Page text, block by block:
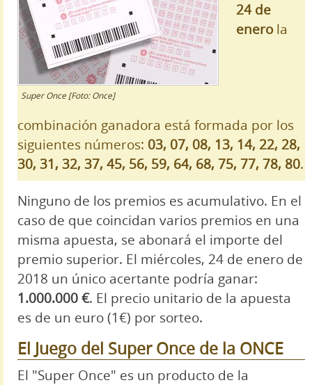
Super Once [Foto: Once]
24 de
enerola
combinación ganadora está formada por los
siguientes números: 03, 07, 08, 13, 14, 22, 28,
30, 31, 32, 37, 45, 56, 59, 64, 68, 75, 77, 78, 80.
Ninguno de los premios es acumulativo. En el
caso de que coincidan varios premios en una
misma apuesta, se abonará el importe del
premio superior. El miércoles, 24 de enero de
2018 un único acertante podría ganar:
1.000.000 €. El precio unitario de la apuesta
es de un euro (1€) por sorteo.
El Juego del Super Once de la ONCE
El "Super Once" es un producto de la